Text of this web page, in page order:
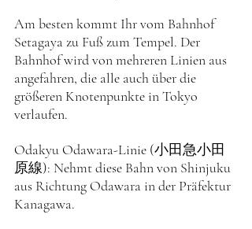
Am besten kommt Ihr vom Bahnhof
Setagaya zu Fuß zum Tempel. Der
Bahnhof wird von mehreren Linien aus
angefahren, die alle auch über die
größeren Knotenpunkte in Tokyo
verlaufen.
Odakyu Odawara-Linie (小田急小田
原線): Nehmt diese Bahn von Shinjuku
aus Richtung Odawara in der Präfektur
Kanagawa.